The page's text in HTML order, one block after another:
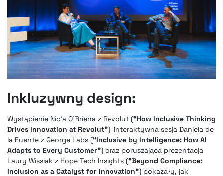
Inkluzywny design:
Wystąpienie Nic’a O’Briena z Revolut (“How Inclusive Thinking
Drives Innovation at Revolut”), interaktywna sesja Daniela de
la Fuente z George Labs (“Inclusive by Intelligence: How AI
Adapts to Every Customer”) oraz poruszająca prezentacja
Laury Wissiak z Hope Tech Insights (“Beyond Compliance:
Inclusion as a Catalyst for Innovation”) pokazały, jak